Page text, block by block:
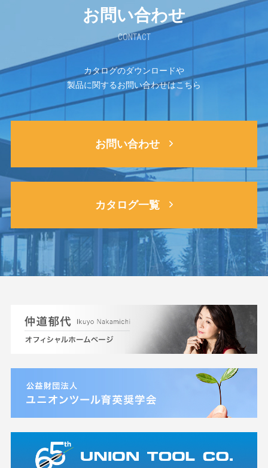
お問い合わせ
CONTACT
カタログのダウンロードや
製品に関するお問い合わせはこちら
お問い合わせ
カタログ一覧